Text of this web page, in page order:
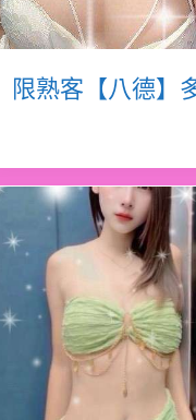
限熟客【八德】